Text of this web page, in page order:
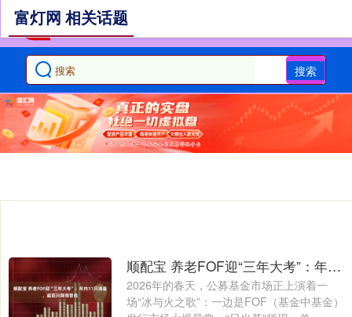
搜索
富灯网 相关话题
顺配宝 养老FOF迎“三年大考”：年内11只清盘，超百只踩预警线
2026年的春天，公募基金市场正上演着一
场“冰与火之歌”：一边是FOF（基金中基金）